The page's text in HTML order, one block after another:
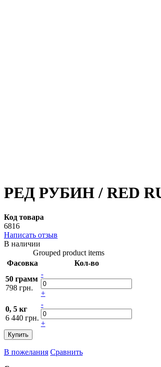
РЕД РУБИН / RED
Код товара
6816
Написать отзыв
В наличии
Grouped product items
Фасовка
Кол-во
50 грамм
798 грн.
-
+
0, 5 кг
6 440 грн.
-
+
Купить
В пожелания Сравнить